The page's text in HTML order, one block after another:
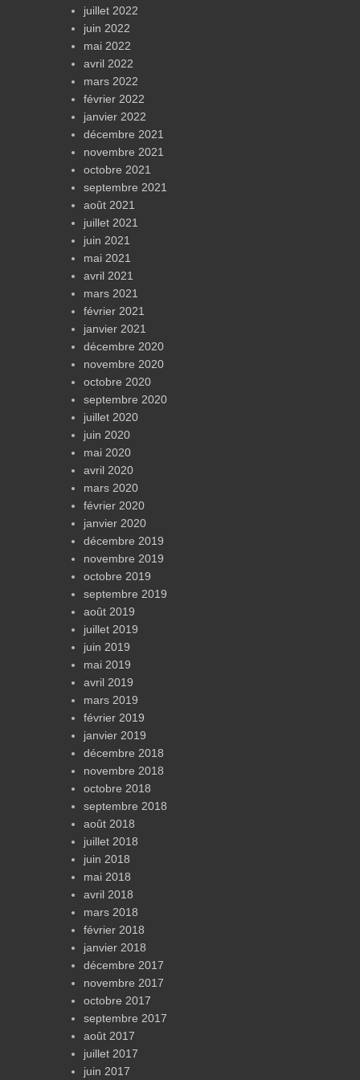
juillet 2022
juin 2022
mai 2022
avril 2022
mars 2022
février 2022
janvier 2022
décembre 2021
novembre 2021
octobre 2021
septembre 2021
août 2021
juillet 2021
juin 2021
mai 2021
avril 2021
mars 2021
février 2021
janvier 2021
décembre 2020
novembre 2020
octobre 2020
septembre 2020
juillet 2020
juin 2020
mai 2020
avril 2020
mars 2020
février 2020
janvier 2020
décembre 2019
novembre 2019
octobre 2019
septembre 2019
août 2019
juillet 2019
juin 2019
mai 2019
avril 2019
mars 2019
février 2019
janvier 2019
décembre 2018
novembre 2018
octobre 2018
septembre 2018
août 2018
juillet 2018
juin 2018
mai 2018
avril 2018
mars 2018
février 2018
janvier 2018
décembre 2017
novembre 2017
octobre 2017
septembre 2017
août 2017
juillet 2017
juin 2017